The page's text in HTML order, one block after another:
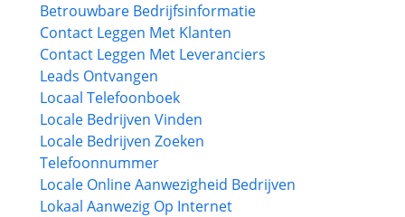
Betrouwbare Bedrijfsinformatie
Contact Leggen Met Klanten
Contact Leggen Met Leveranciers
Leads Ontvangen
Locaal Telefoonboek
Locale Bedrijven Vinden
Locale Bedrijven Zoeken
Telefoonnummer
Locale Online Aanwezigheid Bedrijven
Lokaal Aanwezig Op Internet